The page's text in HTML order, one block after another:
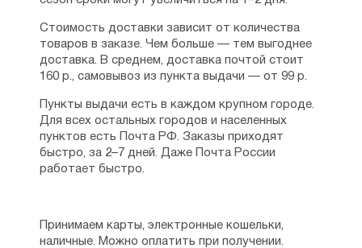
Стоимость доставки зависит от количества
товаров в заказе. Чем больше — тем выгоднее
доставка. В среднем, доставка почтой стоит
160 р., самовывоз из пункта выдачи — от 99 р.
Пункты выдачи есть в каждом крупном городе.
Для всех остальных городов и населенных
пунктов есть Почта РФ. Заказы приходят
быстро, за 2–7 дней. Даже Почта России
работает быстро.
Принимаем карты, электронные кошельки,
наличные. Можно оплатить при получении.